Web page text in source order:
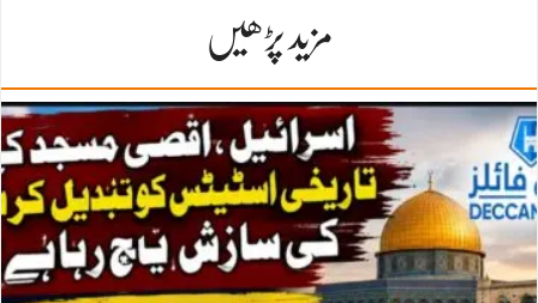
مزید پڑھیں